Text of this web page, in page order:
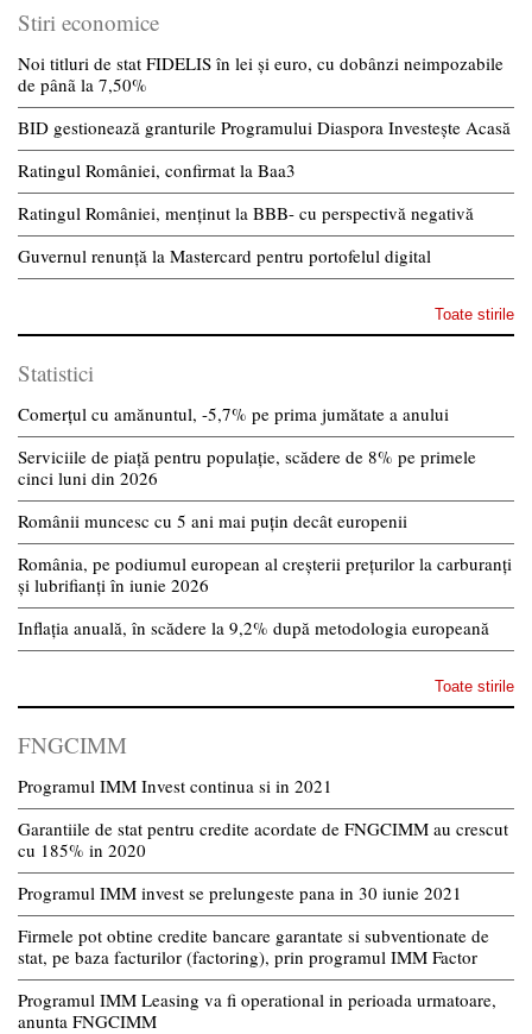
Stiri economice
Noi titluri de stat FIDELIS în lei și euro, cu dobânzi neimpozabile
de pânã la 7,50%
BID gestionează granturile Programului Diaspora Investește Acasă
Ratingul României, confirmat la Baa3
Ratingul României, menținut la BBB- cu perspectivă negativă
Guvernul renunță la Mastercard pentru portofelul digital
Toate stirile
Statistici
Comerțul cu amănuntul, -5,7% pe prima jumătate a anului
Serviciile de piață pentru populație, scădere de 8% pe primele
cinci luni din 2026
Românii muncesc cu 5 ani mai puțin decât europenii
România, pe podiumul european al creșterii prețurilor la carburanți
și lubrifianți în iunie 2026
Inflația anuală, în scădere la 9,2% după metodologia europeană
Toate stirile
FNGCIMM
Programul IMM Invest continua si in 2021
Garantiile de stat pentru credite acordate de FNGCIMM au crescut
cu 185% in 2020
Programul IMM invest se prelungeste pana in 30 iunie 2021
Firmele pot obtine credite bancare garantate si subventionate de
stat, pe baza facturilor (factoring), prin programul IMM Factor
Programul IMM Leasing va fi operational in perioada urmatoare,
anunta FNGCIMM